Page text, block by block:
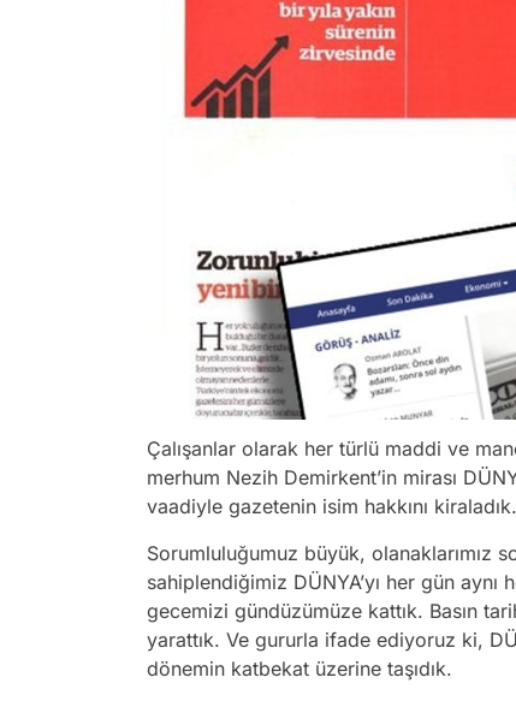
Çalışanlar olarak her türlü maddi ve
merhum Nezih Demirkent’in mirası
vaadiyle gazetenin isim hakkını kiraladık.
Sorumluluğumuz büyük, olanaklarımız
sahiplendiğimiz DÜNYA’yı her gün
gecemizi gündüzümüze kattık. Basın
yarattık. Ve gururla ifade ediyoruz ki,
dönemin katbekat üzerine taşıdık.